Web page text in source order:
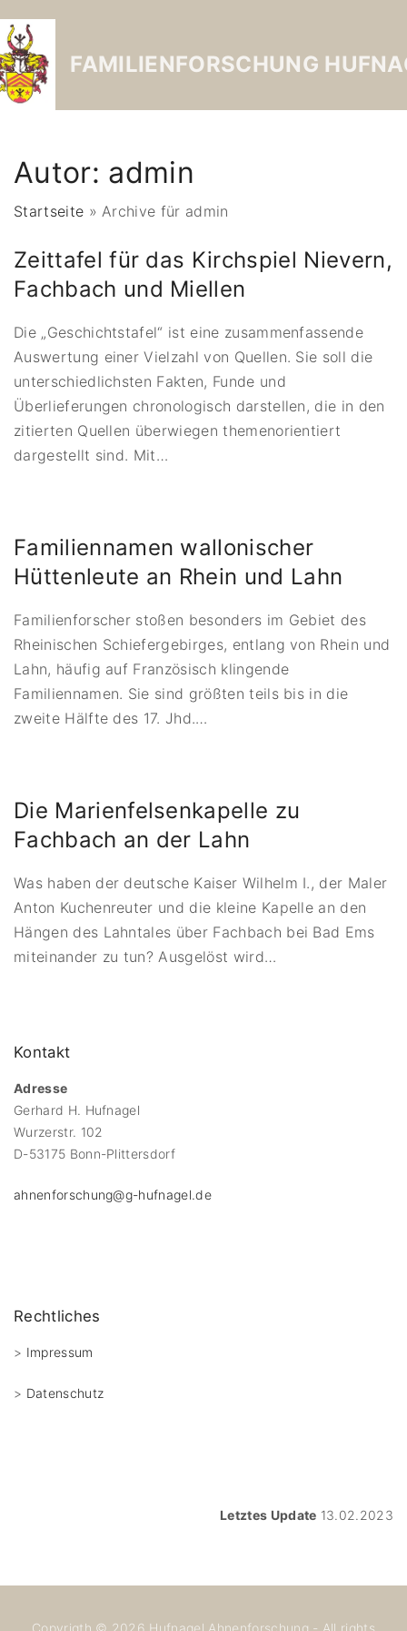
FAMILIENFORSCHUNG
Autor: admin
Startseite »Archive für admin
Zeittafel für das Kirchspiel Nievern,
Fachbach und Miellen
Die „Geschichtstafel“ ist eine zusammenfassende
Auswertung einer Vielzahl von Quellen. Sie soll die
unterschiedlichsten Fakten, Funde und
Überlieferungen chronologisch darstellen, die in den
zitierten Quellen überwiegen themenorientiert
dargestellt sind. Mit…
Familiennamen wallonischer
Hüttenleute an Rhein und Lahn
Familienforscher stoßen besonders im Gebiet des
Rheinischen Schiefergebirges, entlang von Rhein und
Lahn, häufig auf Französisch klingende
Familiennamen. Sie sind größten teils bis in die
zweite Hälfte des 17. Jhd.…
Die Marienfelsenkapelle zu
Fachbach an der Lahn
Was haben der deutsche Kaiser Wilhelm I., der Maler
Anton Kuchenreuter und die kleine Kapelle an den
Hängen des Lahntales über Fachbach bei Bad Ems
miteinander zu tun? Ausgelöst wird…
Kontakt
Adresse
Gerhard H. Hufnagel
Wurzerstr. 102
D-53175 Bonn-Plittersdorf
ahnenforschung@g-hufnagel.de
Rechtliches
> Impressum
> Datenschutz
Letztes Update 13.02.2023
Copyrigth © 2026 Hufnagel Ahnenforschung - All rights